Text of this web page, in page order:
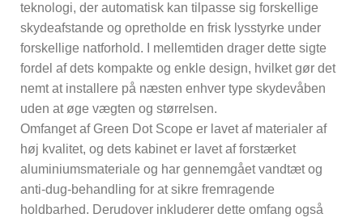
teknologi, der automatisk kan tilpasse sig forskellige
skydeafstande og opretholde en frisk lysstyrke under
forskellige natforhold. I mellemtiden drager dette sigte
fordel af dets kompakte og enkle design, hvilket gør det
nemt at installere på næsten enhver type skydevåben
uden at øge vægten og størrelsen.
Omfanget af Green Dot Scope er lavet af materialer af
høj kvalitet, og dets kabinet er lavet af forstærket
aluminiumsmateriale og har gennemgået vandtæt og
anti-dug-behandling for at sikre fremragende
holdbarhed. Derudover inkluderer dette omfang også